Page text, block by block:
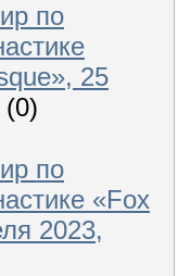
по
25
(0)
по
«Fox
2023,